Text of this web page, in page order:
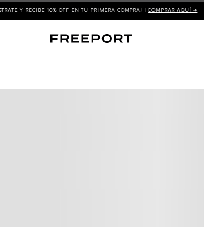
Y RECIBE 10% OFF EN TU PRIMERA COMPRA! |COMPRAR AQUÍ ➜